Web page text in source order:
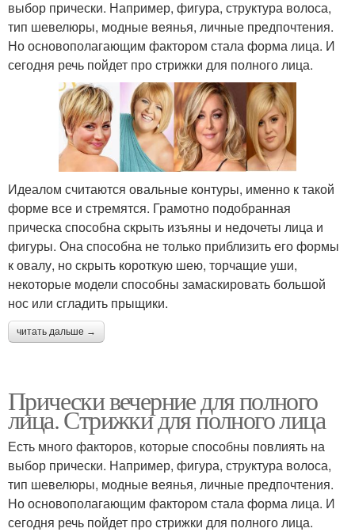
выбор прически. Например, фигура, структура волоса,
тип шевелюры, модные веянья, личные предпочтения.
Но основополагающим фактором стала форма лица. И
сегодня речь пойдет про стрижки для полного лица.
Идеалом считаются овальные контуры, именно к такой
форме все и стремятся. Грамотно подобранная
прическа способна скрыть изъяны и недочеты лица и
фигуры. Она способна не только приблизить его формы
к овалу, но скрыть короткую шею, торчащие уши,
некоторые модели способны замаскировать большой
нос или сгладить прыщики.
читать дальше →
Прически вечерние для полного
лица. Стрижки для полного лица
Есть много факторов, которые способны повлиять на
выбор прически. Например, фигура, структура волоса,
тип шевелюры, модные веянья, личные предпочтения.
Но основополагающим фактором стала форма лица. И
сегодня речь пойдет про стрижки для полного лица.